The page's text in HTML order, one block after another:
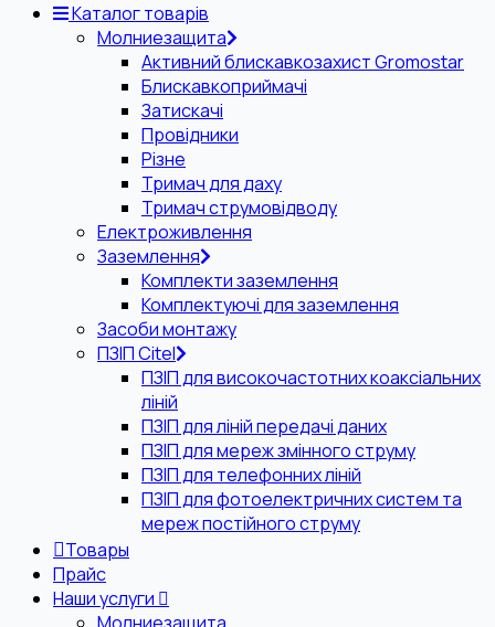
Каталог товарів
Молниезащита
Активний блискавкозахист Gromostar
Блискавкоприймачі
Затискачі
Провідники
Різне
Тримач для даху
Тримач струмовідводу
Електроживлення
Заземлення
Комплекти заземлення
Комплектуючі для заземлення
Засоби монтажу
ПЗІП Citel
ПЗІП для високочастотних коаксіальних
ліній
ПЗІП для ліній передачі даних
ПЗІП для мереж змінного струму
ПЗІП для телефонних ліній
ПЗІП для фотоелектричних систем та
мереж постійного струму
Товары
Прайс
Наши услуги